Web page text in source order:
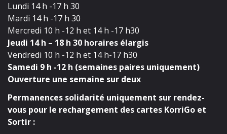
Lundi 14 h -17 h 30
Mardi 14 h -17 h 30
Mercredi 10 h -12 h et 14 h -17 h30
Jeudi 14 h – 18 h 30 horaires élargis
Vendredi 10 h -12 h et 14 h-17 h30
Samedi 9 h -12 h (semaines paires uniquement)
Ouverture une semaine sur deux
Permanences solidarité uniquement sur rendez-
vous pour le rechargement des cartes KorriGo et
Sortir :